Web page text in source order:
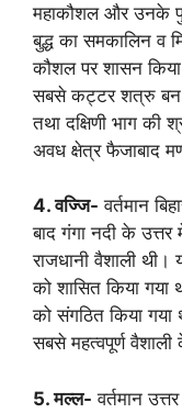
महाकौशल और उनके
बुद्ध का समकालिन व
कौशल पर शासन
सबसे कट्टर शत्रु बन
तथा दक्षिणी भाग की
अवध क्षेत्र फैजाबाद
4. वज्जि- वर्तमान
बाद गंगा नदी के
राजधानी वैशाली थी।
को शासित किया गया
को संगठित किया
सबसे महत्वपूर्ण
5. मल्ल- वर्तमान